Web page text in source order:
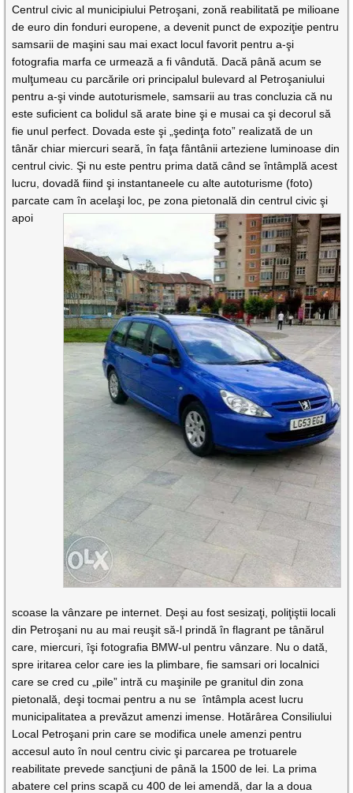
Centrul civic al municipiului Petroşani, zonă reabilitată pe milioane
de euro din fonduri europene, a devenit punct de expoziţie pentru
samsarii de maşini sau mai exact locul favorit pentru a-şi
fotografia marfa ce urmează a fi vândută. Dacă până acum se
mulţumeau cu parcările ori principalul bulevard al Petroşaniului
pentru a-şi vinde autoturismele, samsarii au tras concluzia că nu
este suficient ca bolidul să arate bine şi e musai ca şi decorul să
fie unul perfect. Dovada este şi „şedinţa foto” realizată de un
tânăr chiar miercuri seară, în faţa fântânii arteziene luminoase din
centrul civic. Şi nu este pentru prima dată când se întâmplă acest
lucru, dovadă fiind şi instantaneele cu alte autoturisme (foto)
parcate cam înacelaşi loc, pe zona pietonală din centrul civic şi
apoi
scoase la vânzare pe internet. Deşi au fost sesizaţi, poliţiştii locali
din Petroşani nu au mai reuşit să-l prindă în flagrant pe tânărul
care, miercuri, îşi fotografia BMW-ul pentru vânzare. Nu o dată,
spre iritarea celor care ies la plimbare, fie samsari ori localnici
care se cred cu „pile” intră cu maşinile pe granitul din zona
pietonală, deşi tocmai pentru a nu se întâmpla acest lucru
municipalitatea a prevăzut amenzi imense. Hotărârea Consiliului
Local Petroşani prin care se modifica unele amenzi pentru
accesul auto în noul centru civic şi parcarea pe trotuarele
reabilitate prevede sancţiuni de până la 1500 de lei. La prima
abatere cel prins scapă cu 400 de lei amendă, dar la a doua